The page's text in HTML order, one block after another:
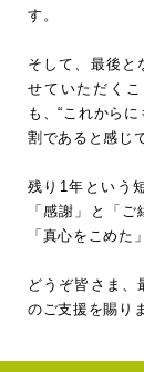
す。
そして、最後と
せていただく
も、“これから
割であると感じ
残り1年という
「感謝」と「
「真心をこめた
どうぞ皆さま、
のご支援を賜り